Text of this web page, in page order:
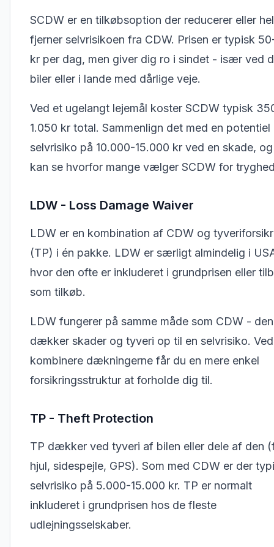
SCDW er en tilkøbsoption der reducerer eller
fjerner selvrisikoen fra CDW. Prisen er typisk
kr per dag, men giver dig ro i sindet - især ved
biler eller i lande med dårlige veje.
Ved et ugelangt lejemål koster SCDW typisk
1.050 kr total. Sammenlign det med en potentiel
selvrisiko på 10.000-15.000 kr ved en skade,
kan se hvorfor mange vælger SCDW for
LDW - Loss Damage Waiver
LDW er en kombination af CDW og
(TP) i én pakke. LDW er særligt almindelig i
hvor den ofte er inkluderet i grundprisen eller
som tilkøb.
LDW fungerer på samme måde som CDW - den
dækker skader og tyveri op til en selvrisiko.
kombinere dækningerne får du en mere enkel
forsikringsstruktur at forholde dig til.
TP - Theft Protection
TP dækker ved tyveri af bilen eller dele af den
hjul, sidespejle, GPS). Som med CDW er der
selvrisiko på 5.000-15.000 kr. TP er normalt
inkluderet i grundprisen hos de fleste
udlejningsselskaber.